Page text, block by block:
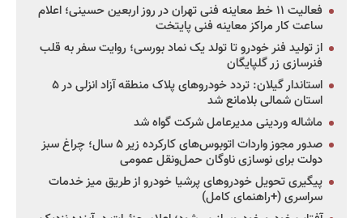
فعالیت ۱۱ خط معاینه فنی تهران در روز اربعین حسینی؛ اعلام
ساعت کار مراکز معاینه فنی پایتخت
از تولید فنر خودرو تا تولد یک نماد بورسی؛ روایت سفر به قلب
فنرسازی زر گلپایگان
استاندار گیلان: تردد خودروهای پلاک منطقه آزاد انزلی در ۵
استان شمالی بلامانع شد
ماشاله وردینی مدیرعامل شرکت گواه شد
صدور مجوز واردات اتوبوس‌های کارکرده زیر ۵ سال؛ چراغ سبز
دولت برای نوسازی ناوگان حمل‌ونقل عمومی
پیگیری تحویل خودروهای پرشیا خودرو از طریق میز خدمات
سراسری (+راهنمای کامل)